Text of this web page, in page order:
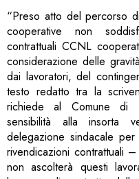
“Preso atto del percorso
cooperative non
contrattuali CCNL
considerazione delle
dai lavoratori, del
testo redatto tra la
richiede al Comune di
sensibilità alla insorta
delegazione sindacale
rivendicazioni contrattuali
non ascolterà questi